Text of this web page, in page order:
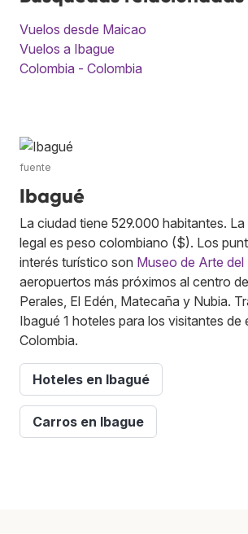
Vuelos desde Maicao
Vuelos a Ibague
Colombia - Colombia
fuente
Ibagué
La ciudad tiene 529.000 habitantes.
legal es peso colombiano ($). Los
interés turístico son Museo de Arte del
aeropuertos más próximos al centro
Perales, El Edén, Matecaña y Nubia.
Ibagué 1 hoteles para los visitantes de
Colombia.
Hoteles en Ibagué
Carros en Ibague